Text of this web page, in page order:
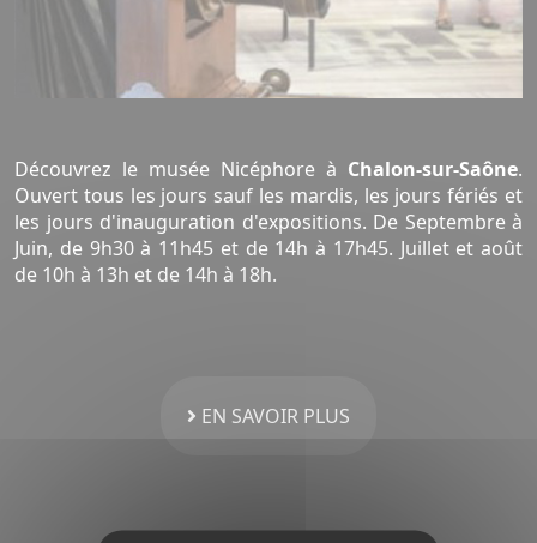
Découvrez le musée Nicéphore à Chalon-sur-Saône.
Ouvert tous les jours sauf les mardis, les jours fériés et
les jours d'inauguration d'expositions. De Septembre à
Juin, de 9h30 à 11h45 et de 14h à 17h45. Juillet et août
de 10h à 13h et de 14h à 18h.
EN SAVOIR PLUS